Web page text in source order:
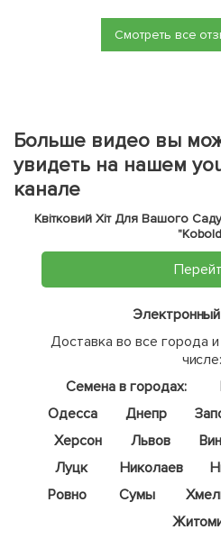
Смотреть все
Больше видео вы
увидеть на нашем
канале
Квітковий Хіт Для Вашого
Доставка во все города
числе:
Семена в городах:
Одесса
Днепр
Херсон
Львов
Луцк
Николаев
Ровно
Сумы